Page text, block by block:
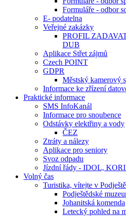
Formuláře - odbor
E- podatelna
Veřejné zakázky
PROFIL
DUB
Aplikace Střet zájmů
Czech POINT
GDPR
Městský kamerový
Informace ke zřízení
Praktické informace
SMS InfoKanál
Informace pro snoubence
Odstávky elektřiny a vody
ČEZ
Ztráty a nálezy
Aplikace pro seniory
Svoz odpadu
Jízdní řády - IDOL,
Volný čas
Turistika, vítejte v
Podještědské
Johanitská komenda
Letecký pohled na